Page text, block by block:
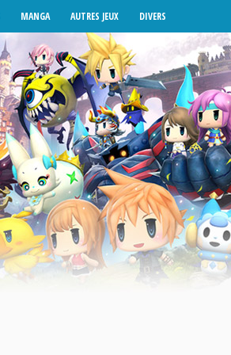
MANGA AUTRES JEUX DIVERS